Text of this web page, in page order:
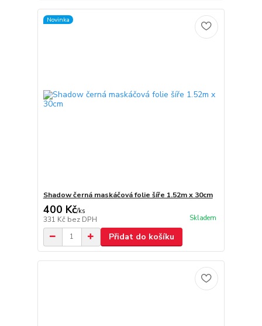
Novinka
Shadow černá maskáčová folie šíře 1.52m x 30cm
400 Kč/ks
331 Kč bez DPH Skladem
Přidat do košíku